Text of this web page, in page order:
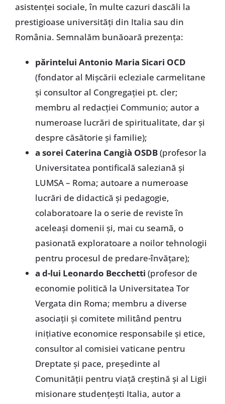
asistenţei sociale, în multe cazuri dascăli la
prestigioase universităţi din Italia sau din
România. Semnalăm bunăoară prezenţa:
părintelui Antonio Maria Sicari OCD
(fondator al Mişcării ecleziale carmelitane
şi consultor al Congregaţiei pt. cler;
membru al redacţiei Communio; autor a
numeroase lucrări de spiritualitate, dar şi
despre căsătorie şi familie);
a sorei Caterina Cangià OSDB(profesor la
Universitatea pontificală saleziană şi
LUMSA – Roma; autoare a numeroase
lucrări de didactică şi pedagogie,
colaboratoare la o serie de reviste în
aceleaşi domenii şi, mai cu seamă, o
pasionată exploratoare a noilor tehnologii
pentru procesul de predare-învăţare);
a d-lui Leonardo Becchetti (profesor de
economie politică la Universitatea Tor
Vergata din Roma; membru a diverse
asociaţii şi comitete militând pentru
iniţiative economice responsabile şi etice,
consultor al comisiei vaticane pentru
Dreptate şi pace, preşedinte al
Comunităţii pentru viaţă creştină şi al Ligii
misionare studenţeşti Italia, autor a